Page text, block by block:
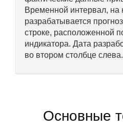
Энергетический
Российско-
ЦДУ
Временной интервал, на
разрабатывается
строке, расположенной
индикатора. Дата
во втором столбце слева.
Основные